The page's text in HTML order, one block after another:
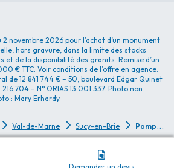
novembre 2026 pour l’achat d’un monument
hors gravure, dans la limite des stocks
et de la disponibilité des granits. Remise d’un
€ TTC. Voir conditions de l’offre en agence.
de 12 841 744 € – 50, boulevard Edgar Quinet
216 704 – N° ORIAS 13 001 337. Photo non
: Mary Erhardy.
Val-de-Marne Sucy-en-Brie P
ompes Funèbres Rebillon - Sucy-en-Brie - Ville